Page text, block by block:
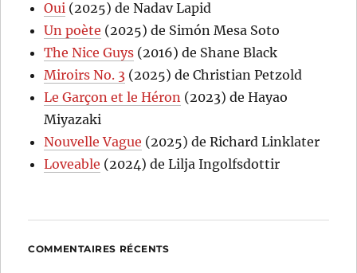
Oui (2025) de Nadav Lapid
Un poète (2025) de Simón Mesa Soto
The Nice Guys (2016) de Shane Black
Miroirs No. 3 (2025) de Christian Petzold
Le Garçon et le Héron (2023) de Hayao
Miyazaki
Nouvelle Vague (2025) de Richard Linklater
Loveable (2024) de Lilja Ingolfsdottir
COMMENTAIRES RÉCENTS